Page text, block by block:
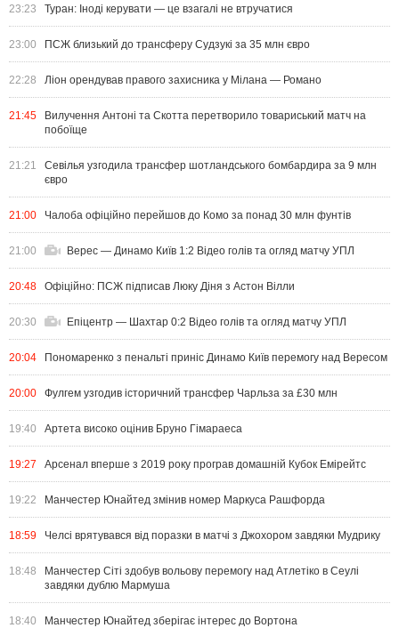
23:23 Туран: Іноді керувати — це взагалі не втручатися
23:00 ПСЖ близький до трансферу Судзукі за 35 млн євро
22:28 Ліон орендував правого захисника у Мілана — Романо
21:45
Вилучення Антоні та Скотта перетворило товариський матч на
побоїще
21:21
Севілья узгодила трансфер шотландського бомбардира за 9 млн
євро
21:00 Чалоба офіційно перейшов до Комо за понад 30 млн фунтів
21:00 Верес — Динамо Київ 1:2 Відео голів та огляд матчу УПЛ
20:48 Офіційно: ПСЖ підписав Люку Діня з Астон Вілли
20:30 Епіцентр — Шахтар 0:2 Відео голів та огляд матчу УПЛ
20:04 Пономаренко з пенальті приніс Динамо Київ перемогу над Вересом
20:00 Фулгем узгодив історичний трансфер Чарльза за £30 млн
19:40 Артета високо оцінив Бруно Гімараеса
19:27 Арсенал вперше з 2019 року програв домашній Кубок Емірейтс
19:22 Манчестер Юнайтед змінив номер Маркуса Рашфорда
18:59 Челсі врятувався від поразки в матчі з Джохором завдяки Мудрику
18:48
Манчестер Сіті здобув вольову перемогу над Атлетіко в Сеулі
завдяки дублю Мармуша
18:40 Манчестер Юнайтед зберігає інтерес до Вортона